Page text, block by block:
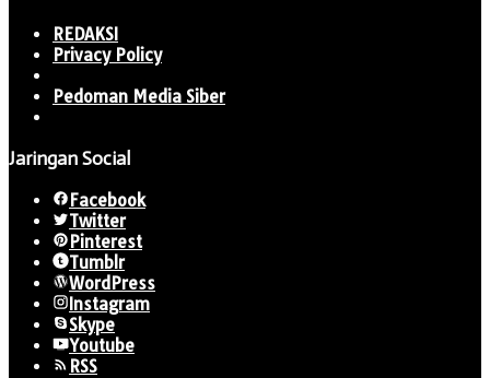
REDAKSI
Privacy Policy
Pedoman Media Siber
Jaringan Social
Facebook
Twitter
Pinterest
Tumblr
WordPress
Instagram
Skype
Youtube
RSS